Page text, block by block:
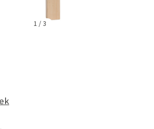
1 /3